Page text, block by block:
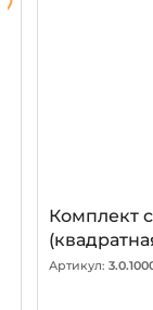
Комплект
Артикул: